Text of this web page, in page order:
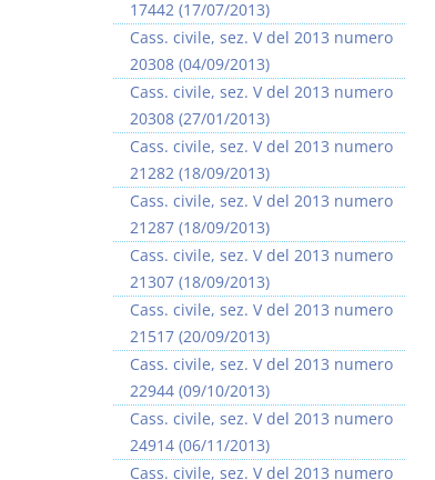
17442 (17/07/2013)
Cass. civile, sez. V del 2013 numero
20308 (04/09/2013)
Cass. civile, sez. V del 2013 numero
20308 (27/01/2013)
Cass. civile, sez. V del 2013 numero
21282 (18/09/2013)
Cass. civile, sez. V del 2013 numero
21287 (18/09/2013)
Cass. civile, sez. V del 2013 numero
21307 (18/09/2013)
Cass. civile, sez. V del 2013 numero
21517 (20/09/2013)
Cass. civile, sez. V del 2013 numero
22944 (09/10/2013)
Cass. civile, sez. V del 2013 numero
24914 (06/11/2013)
Cass. civile, sez. V del 2013 numero